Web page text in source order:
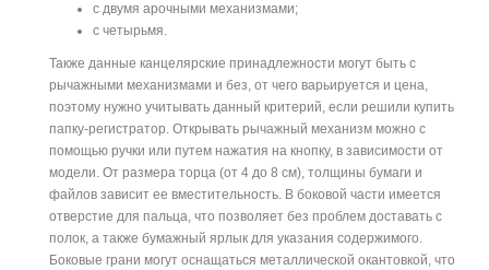
с двумя арочными механизмами;
с четырьмя.
Также данные канцелярские принадлежности могут быть с
рычажными механизмами и без, от чего варьируется и цена,
поэтому нужно учитывать данный критерий, если решили купить
папку-регистратор. Открывать рычажный механизм можно с
помощью ручки или путем нажатия на кнопку, в зависимости от
модели. От размера торца (от 4 до 8 см), толщины бумаги и
файлов зависит ее вместительность. В боковой части имеется
отверстие для пальца, что позволяет без проблем доставать с
полок, а также бумажный ярлык для указания содержимого.
Боковые грани могут оснащаться металлической окантовкой, что